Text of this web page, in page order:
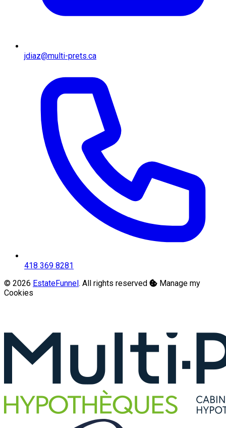
jdiaz@multi-prets.ca
418 369 8281
© 2026 EstateFunnel. All rights reserved
Manage my
Cookies